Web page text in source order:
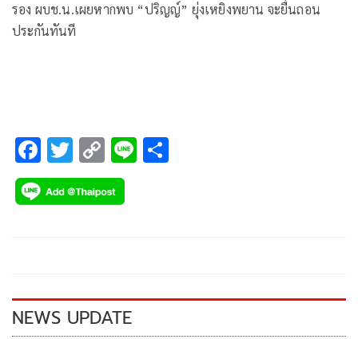
รอง ผบช.น.เผยหากพบ “ปริญญ์” ยุ่งเหยิงพยาน จะยื่นถอน
ประกันทันที
F
ac
e
k
T
wi
tt
C
o
p
k
Li
NEWS UPDATE